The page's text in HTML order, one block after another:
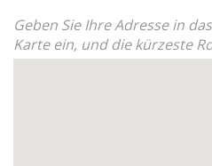
Geben Sie Ihre Adresse in
Karte ein, und die kürzeste